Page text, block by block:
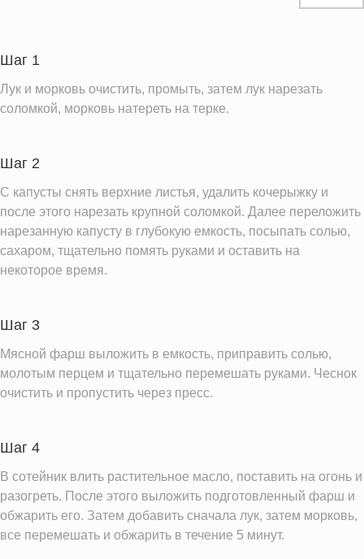
Пищевые волокна
Натрий
Кальций
99.8 мг
Калий
Насыщенные жиры
Добавленный сахар
7.5 ч.л.
Информация для одной порции
Шаг 1
Лук и морковь очистить, промыть, затем лук нарезать
соломкой, морковь натереть на терке.
Шаг 2
С капусты снять верхние листья, удалить кочерыжку и
после этого нарезать крупной соломкой. Далее переложить
нарезанную капусту в глубокую емкость, посыпать солью,
сахаром, тщательно помять руками и оставить на
некоторое время.
Шаг 3
Мясной фарш выложить в емкость, приправить солью,
молотым перцем и тщательно перемешать руками. Чеснок
очистить и пропустить через пресс.
Шаг 4
В сотейник влить растительное масло, поставить на огонь и
разогреть. После этого выложить подготовленный фарш и
обжарить его. Затем добавить сначала лук, затем морковь,
все перемешать и обжарить в течение 5 минут.